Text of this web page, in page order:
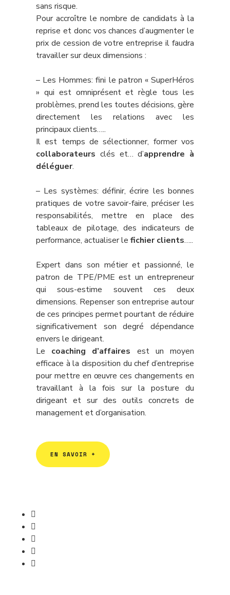
sans risque.
Pour accroître le nombre de candidats à la
reprise et donc vos chances d’augmenter le
prix de cession de votre entreprise il faudra
travailler sur deux dimensions :
– Les Hommes: fini le patron « SuperHéros
» qui est omniprésent et règle tous les
problèmes, prend les toutes décisions, gère
directement les relations avec les
principaux clients…..
Il est temps de sélectionner, former vos
collaborateurs clés et… d’apprendre à
déléguer.
– Les systèmes: définir, écrire les bonnes
pratiques de votre savoir-faire, préciser les
responsabilités, mettre en place des
tableaux de pilotage, des indicateurs de
performance, actualiser le fichier clients…..
Expert dans son métier et passionné, le
patron de TPE/PME est un entrepreneur
qui sous-estime souvent ces deux
dimensions. Repenser son entreprise autour
de ces principes permet pourtant de réduire
significativement son degré dépendance
envers le dirigeant.
Le coaching d’affaires est un moyen
efficace à la disposition du chef d’entreprise
pour mettre en œuvre ces changements en
travaillant à la fois sur la posture du
dirigeant et sur des outils concrets de
management et d’organisation.
EN SAVOIR +